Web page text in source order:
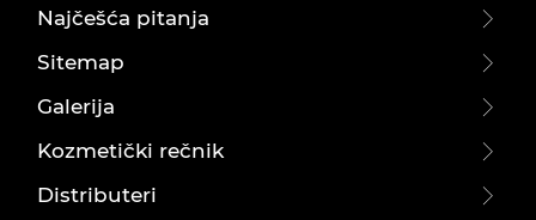
Najčešća pitanja
Sitemap
Galerija
Kozmetički rečnik
Distributeri